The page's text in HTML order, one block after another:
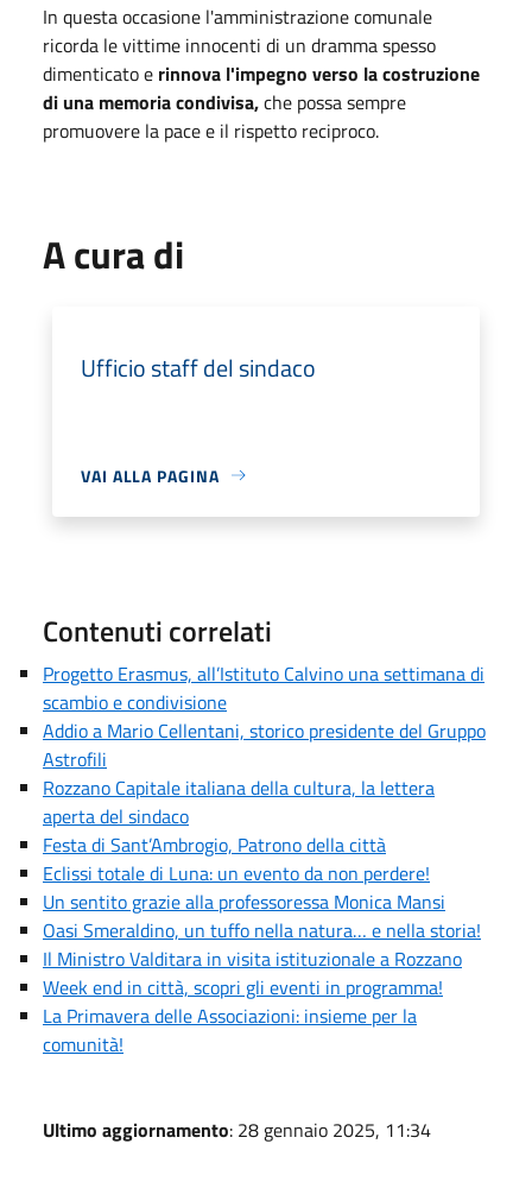
In questa occasione l'amministrazione comunale
ricorda le vittime innocenti di un dramma spesso
dimenticato e rinnova l'impegno verso la costruzione
di una memoria condivisa,che possa sempre
promuovere la pace e il rispetto reciproco.
A cura di
Ufficio staff del sindaco
VAI ALLA PAGINA
Contenuti correlati
Progetto Erasmus, all’Istituto Calvino una settimana di
scambio e condivisione
Addio a Mario Cellentani, storico presidente del Gruppo
Astrofili
Rozzano Capitale italiana della cultura, la lettera
aperta del sindaco
Festa di Sant’Ambrogio, Patrono della città
Eclissi totale di Luna: un evento da non perdere!
Un sentito grazie alla professoressa Monica Mansi
Oasi Smeraldino, un tuffo nella natura… e nella storia!
Il Ministro Valditara in visita istituzionale a Rozzano
Week end in città, scopri gli eventi in programma!
La Primavera delle Associazioni: insieme per la
comunità!
Ultimo aggiornamento: 28 gennaio 2025, 11:34